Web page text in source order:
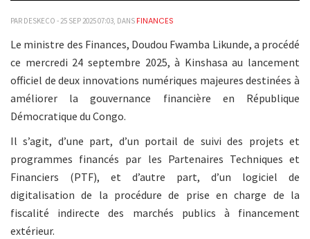
PAR DESKECO - 25 SEP 2025 07:03, DANS FINANCES
Le ministre des Finances, Doudou Fwamba Likunde, a procédé
ce mercredi 24 septembre 2025, à Kinshasa au lancement
officiel de deux innovations numériques majeures destinées à
améliorer la gouvernance financière en République
Démocratique du Congo.
Il s’agit, d’une part, d’un portail de suivi des projets et
programmes financés par les Partenaires Techniques et
Financiers (PTF), et d’autre part, d’un logiciel de
digitalisation de la procédure de prise en charge de la
fiscalité indirecte des marchés publics à financement
extérieur.